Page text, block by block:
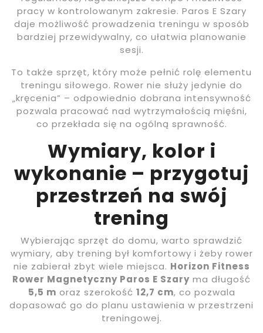
pracy w kontrolowanym zakresie. Paros E Szary
daje możliwość prowadzenia treningu w sposób
bardziej przewidywalny, co ułatwia planowanie
sesji.
To także sprzęt, który może pełnić rolę elementu
treningu siłowego. Rower nie służy jedynie do
„kręcenia” – odpowiednio dobrana intensywność
pozwala pracować nad wytrzymałością mięśni,
co przekłada się na ogólną sprawność.
Wymiary, kolor i
wykonanie – przygotuj
przestrzeń na swój
trening
Wybierając sprzęt do domu, warto sprawdzić
wymiary, aby trening był komfortowy i żeby rower
nie zabierał zbyt wiele miejsca. Horizon Fitness
Rower Magnetyczny Paros E Szary ma długość
5,5 m oraz szerokość 12,7 cm, co pozwala
dopasować go do planu ustawienia w przestrzeni
treningowej.